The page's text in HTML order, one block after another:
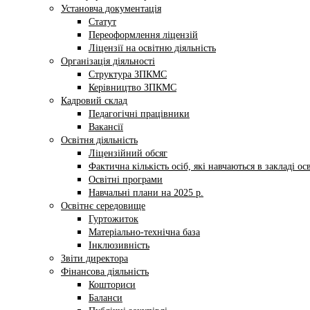
Установча документація
Статут
Переоформлення ліцензій
Ліцензії на освітню діяльність
Організація діяльності
Структура ЗПКМС
Керівництво ЗПКМС
Кадровий склад
Педагогічні працівники
Вакансії
Освітня діяльність
Ліцензійний обсяг
Фактична кількість осіб, які навчаються в закладі
Освітні програми
Навчальні плани на 2025 р.
Освітнє середовище
Гуртожиток
Матеріально-технічна база
Інклюзивність
Звіти директора
Фінансова діяльність
Кошториси
Баланси